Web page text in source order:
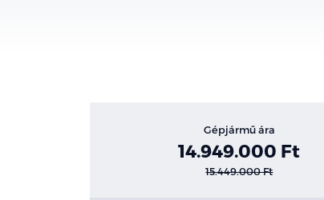
Gépjármű ára
14.949.000 Ft
15.449.000 Ft